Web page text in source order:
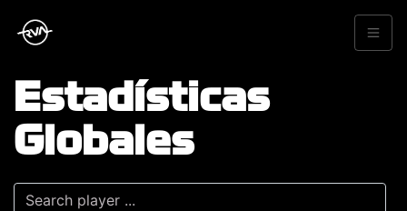
Estadísticas
Globales